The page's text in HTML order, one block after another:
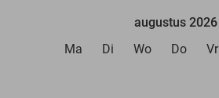
augustus 2026
Ma
Di Wo Do Vr